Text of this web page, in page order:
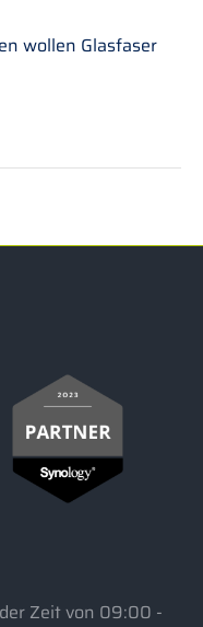
wollen Glasfaser
Zeit von 09:00 -